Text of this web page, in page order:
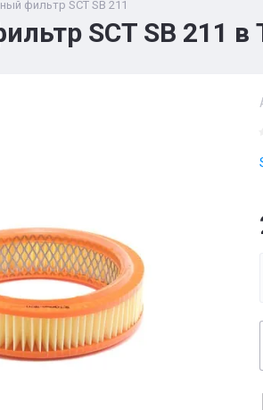
фильтр SCT SB 211
SCT SB 211 в